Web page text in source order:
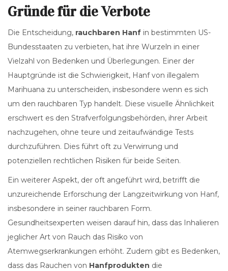
Gründe für die Verbote
Die Entscheidung, rauchbaren Hanf in bestimmten US-
Bundesstaaten zu verbieten, hat ihre Wurzeln in einer
Vielzahl von Bedenken und Überlegungen. Einer der
Hauptgründe ist die Schwierigkeit, Hanf von illegalem
Marihuana zu unterscheiden, insbesondere wenn es sich
um den rauchbaren Typ handelt. Diese visuelle Ähnlichkeit
erschwert es den Strafverfolgungsbehörden, ihrer Arbeit
nachzugehen, ohne teure und zeitaufwändige Tests
durchzuführen. Dies führt oft zu Verwirrung und
potenziellen rechtlichen Risiken für beide Seiten.
Ein weiterer Aspekt, der oft angeführt wird, betrifft die
unzureichende Erforschung der Langzeitwirkung von Hanf,
insbesondere in seiner rauchbaren Form.
Gesundheitsexperten weisen darauf hin, dass das Inhalieren
jeglicher Art von Rauch das Risiko von
Atemwegserkrankungen erhöht. Zudem gibt es Bedenken,
dass das Rauchen von Hanfprodukten die